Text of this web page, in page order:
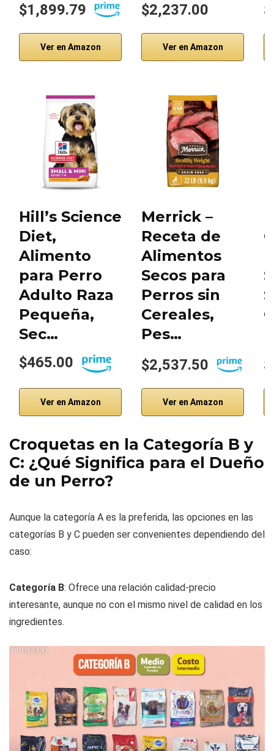
$1,899.79
Ver en Amazon
$2,237.00
Ver en Amazon
Hill’s Science
Diet,
Alimento
para Perro
Adulto Raza
Pequeña,
Sec…
$465.00
Ver en Amazon
Merrick –
Receta de
Alimentos
Secos para
Perros sin
Cereales,
Pes…
$2,537.50
Ver en Amazon
Croquetas en la Categoría B y
C: ¿Qué Significa para el Dueño
de un Perro?
Aunque la categoría A es la preferida, las opciones en las
categorías B y C pueden ser convenientes dependiendo del
caso:
Categoría B: Ofrece una relación calidad-precio
interesante, aunque no con el mismo nivel de calidad en los
ingredientes.